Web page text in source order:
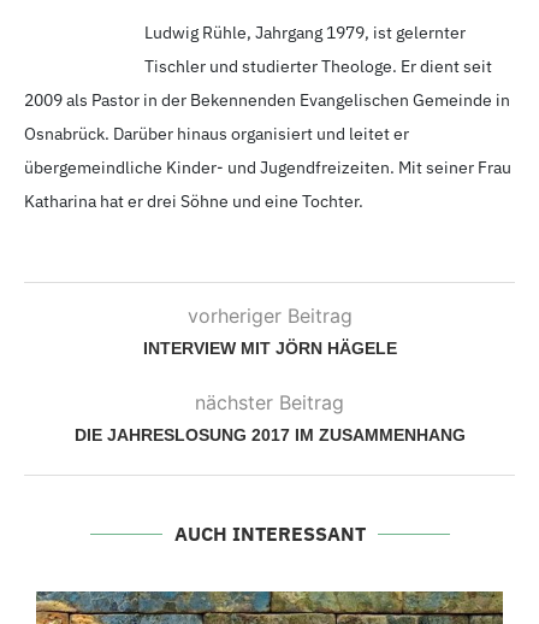
Ludwig Rühle, Jahrgang 1979, ist gelernter
Tischler und studierter Theologe. Er dient seit
2009als Pastor in der Bekennenden Evangelischen Gemeinde in
Osnabrück. Darüber hinaus organisiert und leitet er
übergemeindliche Kinder- und Jugendfreizeiten. Mit seiner Frau
Katharina hat er drei Söhne und eine Tochter.
vorheriger Beitrag
INTERVIEW MIT JÖRN HÄGELE
nächster Beitrag
DIE JAHRESLOSUNG 2017 IM ZUSAMMENHANG
AUCH INTERESSANT